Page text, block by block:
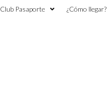
Club Pasaporte ¿Cómo llegar?